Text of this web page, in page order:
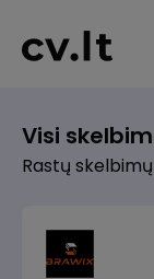
Visi
Rastų